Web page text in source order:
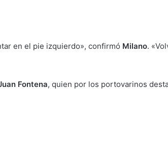
en el pie izquierdo», confirmó Milano.
Fontena, quien por los portovarinos